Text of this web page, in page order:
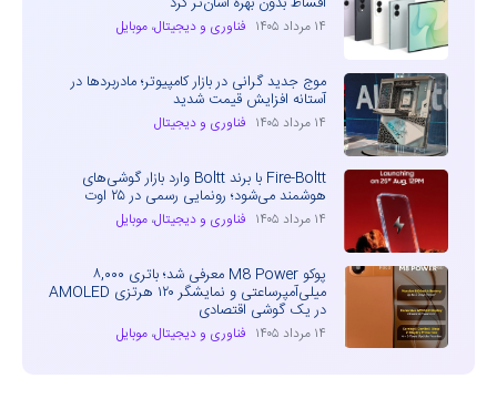
۱۴ مرداد ۱۴۰۵ فناوری و دیجیتال، موبایل
موج جدید گرانی در بازار کامپیوتر؛ مادربردها در
آستانه افزایش قیمت شدید
۱۴ مرداد ۱۴۰۵ فناوری و دیجیتال
Fire-Boltt با برند Boltt وارد بازار گوشی‌های
هوشمند می‌شود؛ رونمایی رسمی در ۲۵ اوت
۱۴ مرداد ۱۴۰۵ فناوری و دیجیتال، موبایل
پوکو M8 Power معرفی شد؛ باتری ۸,۰۰۰
میلی‌آمپرساعتی و نمایشگر ۱۲۰ هرتزی AMOLED
در یک گوشی اقتصادی
۱۴ مرداد ۱۴۰۵ فناوری و دیجیتال، موبایل